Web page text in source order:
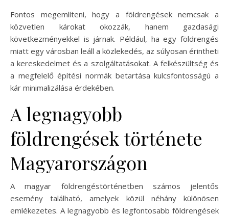
Fontos megemlíteni, hogy a földrengések nemcsak a
közvetlen károkat okozzák, hanem gazdasági
következményekkel is járnak. Például, ha egy földrengés
miatt egy városban leáll a közlekedés, az súlyosan érintheti
a kereskedelmet és a szolgáltatásokat. A felkészültség és
a megfelelő építési normák betartása kulcsfontosságú a
kár minimalizálása érdekében.
A legnagyobb
földrengések története
Magyarországon
A magyar földrengéstörténetben számos jelentős
esemény található, amelyek közül néhány különösen
emlékezetes. A legnagyobb és legfontosabb földrengések